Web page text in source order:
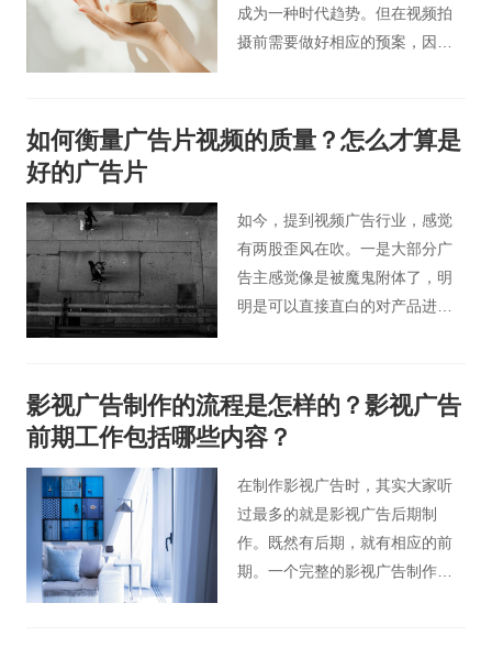
成为一种时代趋势。但在视频拍
摄前需要做好相应的预案，因为
宣传片视频内容会有所不同。那
么，对于企业专题片拍摄方案，
如何衡量广告片视频的质量？怎么才算是
好的广告片
如今，提到视频广告行业，感觉
有两股歪风在吹。一是大部分广
告主感觉像是被魔鬼附体了，明
明是可以直接直白的对产品进行
影视广告制作的流程是怎样的？影视广告
前期工作包括哪些内容？
在制作影视广告时，其实大家听
过最多的就是影视广告后期制
作。既然有后期，就有相应的前
期。一个完整的影视广告制作流